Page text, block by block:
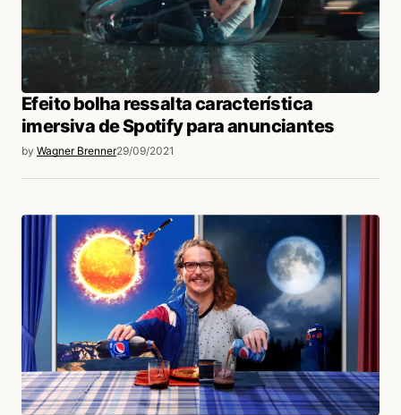
Efeito bolha ressalta característica
imersiva de Spotify para anunciantes
by Wagner Brenner29/09/2021